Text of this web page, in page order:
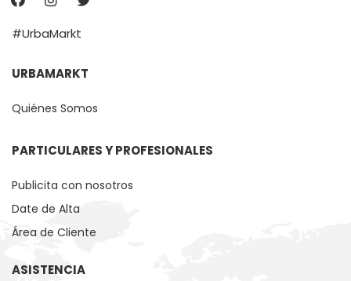
#UrbaMarkt
URBAMARKT
Quiénes Somos
PARTICULARES Y PROFESIONALES
Publicita con nosotros
Date de Alta
Área de Cliente
ASISTENCIA